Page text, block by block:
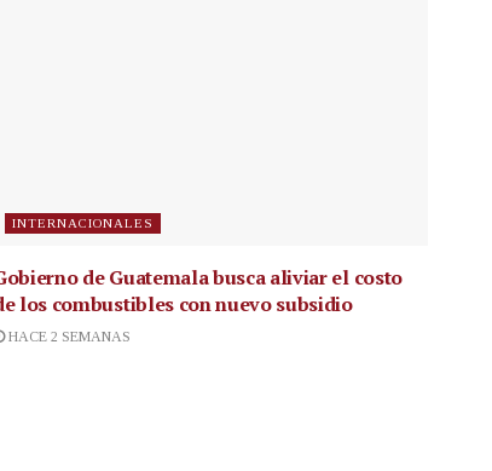
INTERNACIONALES
de Guatemala busca aliviar el costo
los combustibles con nuevo subsidio
HACE 2 SEMANAS